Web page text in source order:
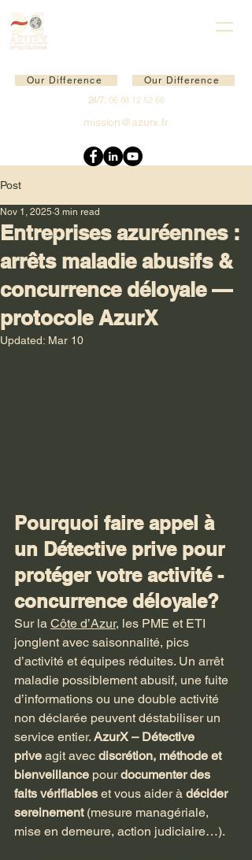
24/7: 06 88 12 52 66
Our Difference Our Difference
mission@azurx.fr
Post
Entreprises azuréennes :
arrêts maladie abusifs &
concurrence déloyale —
protocole AzurX
Nov 1, 2025 3 min read
Updated: Mar 10
Pourquoi faire appel à
un Détective prive pour
protéger votre activité -
concurrence déloyale?
Sur la Côte d’Azur, les PME et ETI
jonglent avec saisonnalité, pics
d’activité et équipes réduites. Un arrêt
maladie possiblement abusif, une fuite
d’informations ou une double activité
non déclarée peuvent déstabiliser un
service entier. AzurX – Détective
prive agit avec discrétion, méthode et
bienveillance pour documenter des
faits vérifiables et vous aider à décider
sereinement (mesure managériale,
mise en demeure, action judiciaire…).